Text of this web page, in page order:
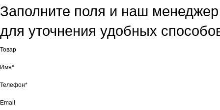
Заполните поля и наш
для уточнения удобных
Товар
Имя*
Телефон*
Email